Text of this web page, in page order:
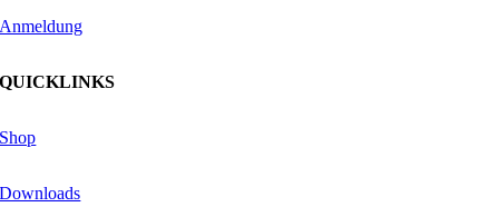
Anmeldung
QUICKLINKS
Shop
Downloads